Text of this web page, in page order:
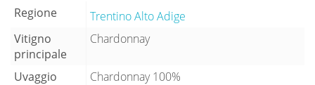
Regione
Trentino Alto Adige
Vitigno
principale
Chardonnay
Uvaggio
Chardonnay 100%